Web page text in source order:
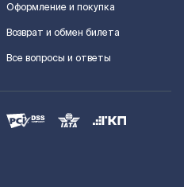
Оформление и покупка
Возврат и обмен билета
Все вопросы и ответы